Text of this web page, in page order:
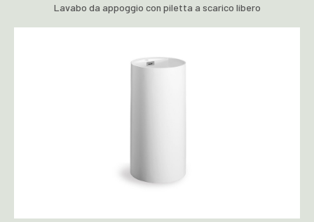
Lavabo da appoggio con piletta a scarico libero